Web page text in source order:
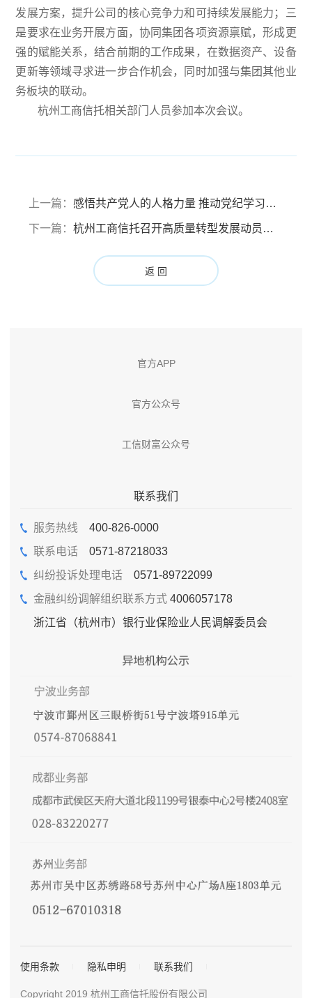
发展方案，提升公司的核心竞争力和可持续发展能力；三
是要求在业务开展方面，协同集团各项资源禀赋，形成更
强的赋能关系，结合前期的工作成果，在数据资产、设备
更新等领域寻求进一步合作机会，同时加强与集团其他业
务板块的联动。
杭州工商信托相关部门人员参加本次会议。
上一篇： 感悟共产党人的人格力量 推动党纪学习教育入脑入心 ——杭州工商信托党委组织开展党纪学习教育现场教学活动
下一篇： 杭州工商信托召开高质量转型发展动员大会
返 回
官方APP
官方公众号
工信财富公众号
联系我们
服务热线 400-826-0000
联系电话0571-87218033
纠纷投诉处理电话0571-89722099
金融纠纷调解组织联系方式4006057178
浙江省（杭州市）银行业保险业人民调解委员会
使用条款 隐私申明 联系我们
Copyright 2019 杭州工商信托股份有限公司